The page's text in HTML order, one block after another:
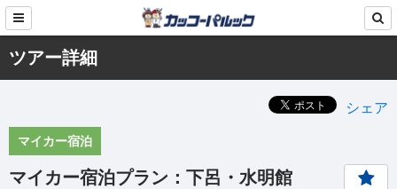
ツアー詳細
シェア
マイカー宿泊
マイカー宿泊プラン：下呂・水明館